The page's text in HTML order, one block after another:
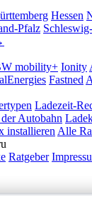
Hessen
Pfalz
mobility+ Ionity
Fastned
Ladezeit-
Autobahn
installieren Alle
Ratgeber